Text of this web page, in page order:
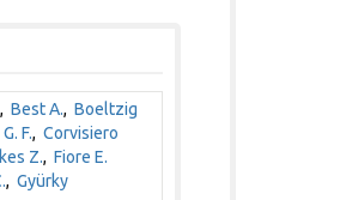
, Best A., Boeltzig
F., Corvisiero
Z., Fiore E.
, Gyürky